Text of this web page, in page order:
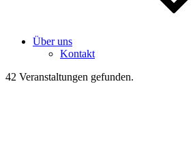
Über uns
Kontakt
42 Veranstaltungen gefunden.